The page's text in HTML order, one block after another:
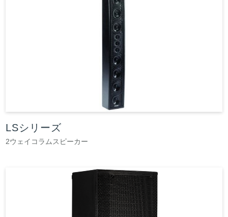
LSシリーズ
2ウェイコラムスピーカー